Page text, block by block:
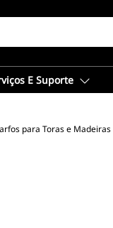
E Suporte
para Toras e Madeiras